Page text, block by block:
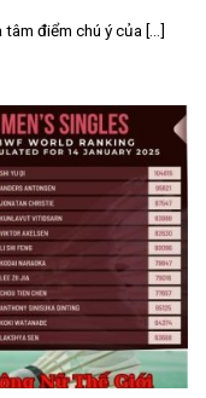
điểm chú ý của [...]